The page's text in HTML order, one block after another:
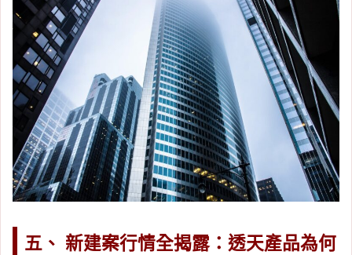
五、 新建案行情全揭露：透天產品為何